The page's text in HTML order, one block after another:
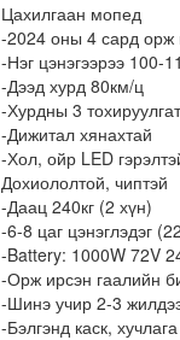
Цахилгаан мопед
-2024 оны 4 сард орж
-Нэг цэнэгээрээ 100-
-Дээд хурд 80км/ц
-Хурдны 3
-Дижитал хянахтай
-Хол, ойр LED
Дохиололтой, чиптэй
-Даац 240кг (2 хүн)
-6-8 цаг цэнэглэдэг
-Battery: 1000W 72V
-Орж ирсэн гаалийн
-Шинэ учир 2-3
-Бэлгэнд каск,